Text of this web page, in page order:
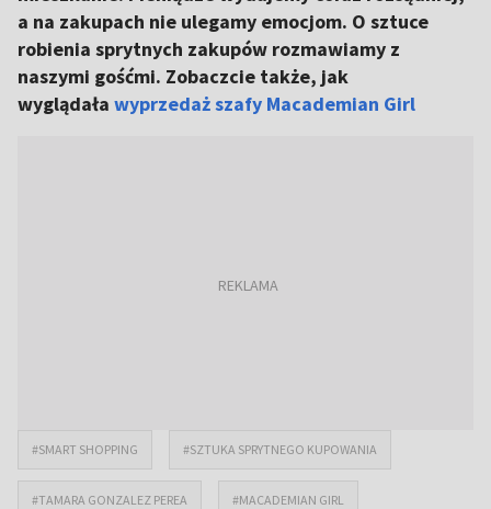
a na zakupach nie ulegamy emocjom. O sztuce
robienia sprytnych zakupów rozmawiamy z
naszymi gośćmi. Zobaczcie także, jak
wyglądała wyprzedaż szafy Macademian Girl
#SMART SHOPPING #SZTUKA SPRYTNEGO KUPOWANIA
#TAMARA GONZALEZ PEREA #MACADEMIAN GIRL